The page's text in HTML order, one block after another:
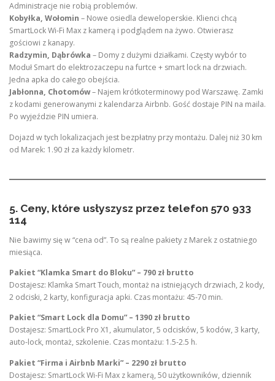
Administracje nie robią problemów.
Kobyłka, Wołomin – Nowe osiedla deweloperskie. Klienci chcą
SmartLock Wi-Fi Max z kamerą i podglądem na żywo. Otwierasz
gościowi z kanapy.
Radzymin, Dąbrówka – Domy z dużymi działkami. Częsty wybór to
Moduł Smart do elektrozaczepu na furtce + smart lock na drzwiach.
Jedna apka do całego obejścia.
Jabłonna, Chotomów– Najem krótkoterminowy pod Warszawę. Zamki
z kodami generowanymi z kalendarza Airbnb. Gość dostaje PIN na maila.
Po wyjeździe PIN umiera.
Dojazd w tych lokalizacjach jest bezpłatny przy montażu. Dalej niż 30 km
od Marek: 1.90 zł za każdy kilometr.
5. Ceny, które usłyszysz przez telefon 570 933
114
Nie bawimy się w “cena od”. To są realne pakiety z Marek z ostatniego
miesiąca.
Pakiet “Klamka Smart do Bloku” – 790 zł brutto
Dostajesz: Klamka Smart Touch, montaż na istniejących drzwiach, 2 kody,
2 odciski, 2 karty, konfiguracja apki. Czas montażu: 45-70 min.
Pakiet “Smart Lock dla Domu” – 1390 zł brutto
Dostajesz: SmartLock Pro X1, akumulator, 5 odcisków, 5 kodów, 3 karty,
auto-lock, montaż, szkolenie. Czas montażu: 1.5-2.5 h.
Pakiet “Firma i Airbnb Marki” – 2290 zł brutto
Dostajesz: SmartLock Wi-Fi Max z kamerą, 50 użytkowników, dziennik